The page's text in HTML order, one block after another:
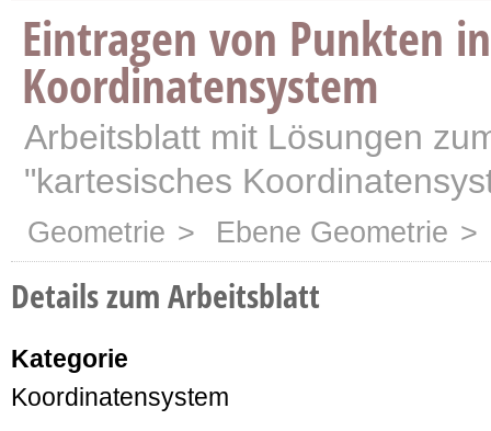
Eintragen von Punkten
Koordinatensystem
Arbeitsblatt mit Lösungen
"kartesisches
Geometrie > Ebene Geometrie >
Details zum Arbeitsblatt
Kategorie
Koordinatensystem